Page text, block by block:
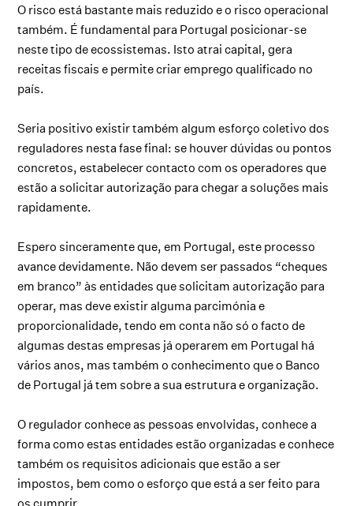
O risco está bastante mais reduzido e o risco operacional
também. É fundamental para Portugal posicionar-se
neste tipo de ecossistemas. Isto atrai capital, gera
receitas fiscais e permite criar emprego qualificado no
país.
Seria positivo existir também algum esforço coletivo dos
reguladores nesta fase final: se houver dúvidas ou pontos
concretos, estabelecer contacto com os operadores que
estão a solicitar autorização para chegar a soluções mais
rapidamente.
Espero sinceramente que, em Portugal, este processo
avance devidamente. Não devem ser passados “cheques
em branco” às entidades que solicitam autorização para
operar, mas deve existir alguma parcimónia e
proporcionalidade, tendo em conta não só o facto de
algumas destas empresas já operarem em Portugal há
vários anos, mas também o conhecimento que o Banco
de Portugal já tem sobre a sua estrutura e organização.
O regulador conhece as pessoas envolvidas, conhece a
forma como estas entidades estão organizadas e conhece
também os requisitos adicionais que estão a ser
impostos, bem como o esforço que está a ser feito para